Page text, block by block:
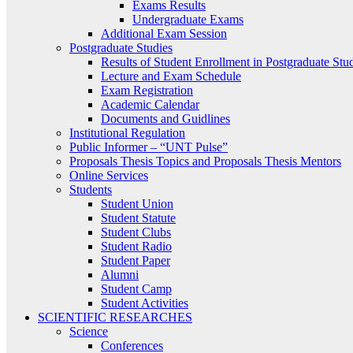
Exams Results
Undergraduate Exams
Additional Exam Session
Postgraduate Studies
Results of Student Enrollment in Postgraduate
Lecture and Exam Schedule
Exam Registration
Academic Calendar
Documents and Guidlines
Institutional Regulation
Public Informer – “UNT Pulse”
Proposals Thesis Topics and Proposals Thesis Mentors
Online Services
Students
Student Union
Student Statute
Student Clubs
Student Radio
Student Paper
Alumni
Student Camp
Student Activities
SCIENTIFIC RESEARCHES
Science
Conferences